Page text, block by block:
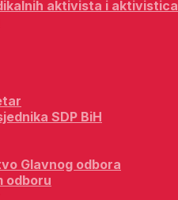
aktivista i aktivistica
SDP BiH
Glavnog odbora
odboru